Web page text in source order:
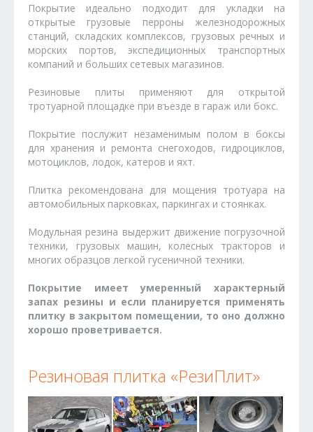
Покрытие идеально подходит для укладки на
открытые грузовые перроны железнодорожных
станций, складских комплексов, грузовых речных и
морских портов, экспедиционных транспортных
компаний и больших сетевых магазинов.
Резиновые плиты применяют для открытой
тротуарной площадке при въезде в гараж или бокс.
Покрытие послужит незаменимым полом в боксы
для хранения и ремонта снегоходов, гидроциклов,
мотоциклов, лодок, катеров и яхт.
Плитка рекомендована для мощения тротуара на
автомобильных парковках, паркингах и стоянках.
Модульная резина выдержит движение погрузочной
техники, грузовых машин, колесных тракторов и
многих образцов легкой гусеничной техники.
Покрытие имеет умеренный характерный
запах резины и если планируется применять
плитку в закрытом помещении, то оно должно
хорошо проветривается.
Резиновая плитка «РезиПлит»